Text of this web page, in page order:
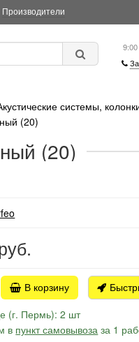
Производители
системы,
(20)
(20)
В корзину
(г. Пермь): 2 шт
в пункт самовывоза за 1